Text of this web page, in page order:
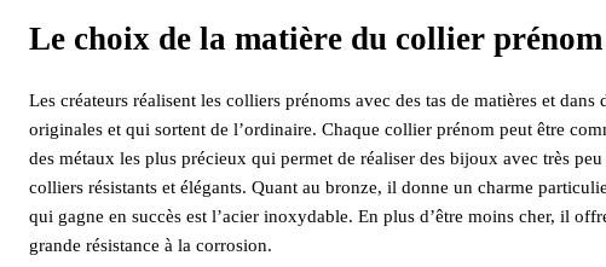
Le choix de la matière du collier prénom
Les créateurs réalisent les colliers prénoms avec des tas de matières et
originales et qui sortent de l’ordinaire. Chaque collier prénom peut être
des métaux les plus précieux qui permet de réaliser des bijoux avec très
colliers résistants et élégants. Quant au bronze, il donne un charme
qui gagne en succès est l’acier inoxydable. En plus d’être moins cher, il
grande résistance à la corrosion.